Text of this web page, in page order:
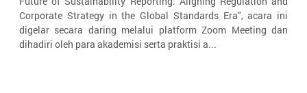
Corporate Strategy in the Global Standards Era", acara ini
digelar secara daring melalui platform Zoom Meeting dan
dihadiri oleh para akademisi serta praktisi a...